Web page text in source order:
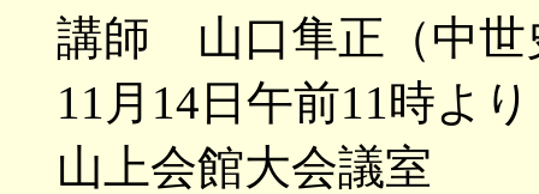
講師 山口隼正（中世
11月14日午前11時より
山上会館大会議室